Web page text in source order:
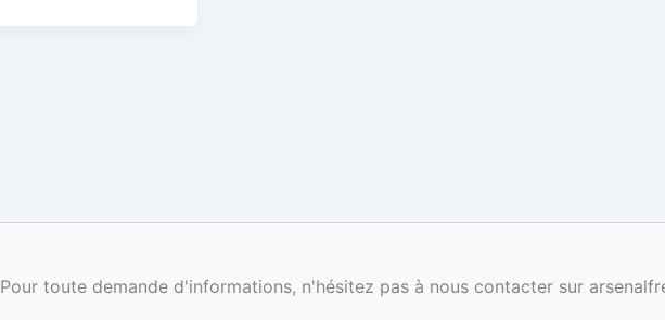
Pour toute demande d'informations, n'hésitez pas à nous contacter sur